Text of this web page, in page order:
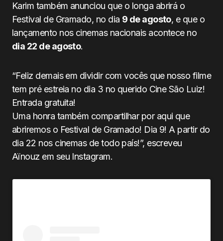
Karim também anunciou que o longa abrirá o
Festival de Gramado, no dia 9 de agosto, e que o
lançamento nos cinemas nacionais acontece no
dia 22 de agosto.
“Feliz demais em dividir com vocês que nosso filme
tem pré estreia no dia 3 no querido Cine São Luiz!
Entrada gratuita!
Uma honra também compartilhar por aqui que
abriremos o Festival de Gramado! Dia 9! A partir do
dia 22 nos cinemas de todo país!”, escreveu
Aïnouz em seu Instagram.